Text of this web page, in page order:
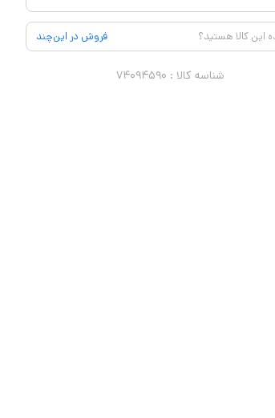
این کالا هستید؟ فروش در این‌چند
شناسه کالا : ۷۴۰۹۴۵۹۰